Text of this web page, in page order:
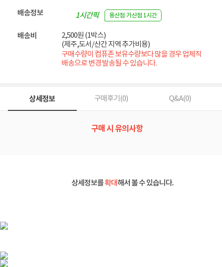
배송정보
1시간픽
용산점·가산점 1시간
배송비
2,500원 (1박스)
(제주,도서/산간 지역 추가비용)
구매수량이 컴퓨존 보유수량보다 많을 경우 업체직
배송으로 변경 발송될 수 있습니다.
상세정보 구매후기(0) Q&A(0)
구매 시 유의사항
상세정보를확대해서 볼 수 있습니다.